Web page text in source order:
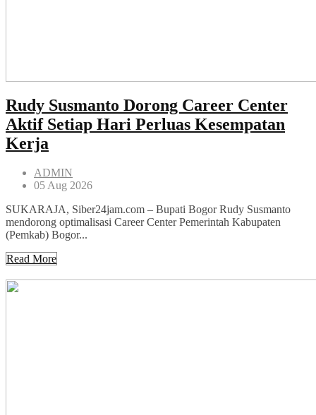
Rudy Susmanto Dorong Career Center
Aktif Setiap Hari Perluas Kesempatan
Kerja
ADMIN
05 Aug 2026
SUKARAJA, Siber24jam.com – Bupati Bogor Rudy Susmanto
mendorong optimalisasi Career Center Pemerintah Kabupaten
(Pemkab) Bogor...
Read More